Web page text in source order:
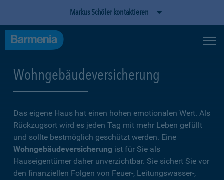
Markus Schöler kontaktieren
Wohngebäudeversicherung
Das eigene Haus hat einen hohen emotionalen Wert. Als
Rückzugsort wird es jeden Tag mit mehr Leben gefüllt
und sollte bestmöglich geschützt werden. Eine
Wohngebäudeversicherung ist für Sie als
Hauseigentümer daher unverzichtbar. Sie sichert Sie vor
den finanziellen Folgen von Feuer-, Leitungswasser-,